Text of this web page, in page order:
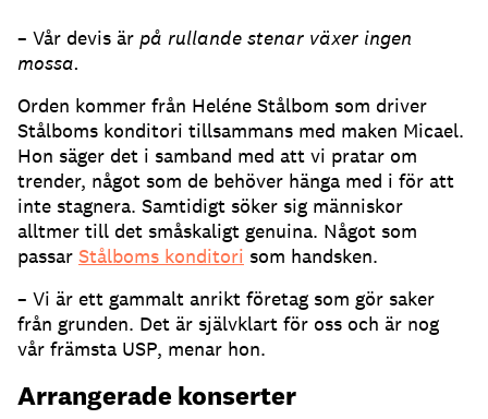
– Vår devis är på rullande stenar växer ingen
mossa.
Orden kommer från Heléne Stålbom som driver
Stålboms konditori tillsammans med maken Micael.
Hon säger det i samband med att vi pratar om
trender, något som de behöver hänga med i för att
inte stagnera. Samtidigt söker sig människor
alltmer till det småskaligt genuina. Något som
passar Stålboms konditori som handsken.
– Vi är ett gammalt anrikt företag som gör saker
från grunden. Det är självklart för oss och är nog
vår främsta USP, menar hon.
Arrangerade konserter